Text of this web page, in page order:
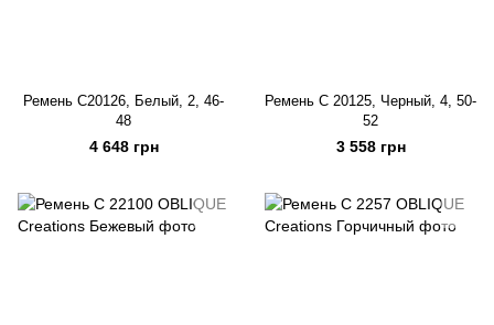
Ремень C20126, Белый, 2, 46-
48
4 648 грн
Ремень C 20125, Черный, 4, 50-
52
3 558 грн